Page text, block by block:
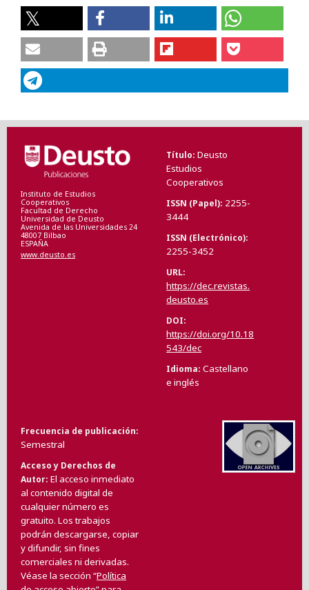
Instituto de Estudios
Cooperativos
Facultad de Derecho
Universidad de Deusto
Avenida de las Universidades 24
48007 Bilbao
ESPAÑA
www.deusto.es
Título Deusto
Estudios
Cooperativos
ISSN (Papel) 2255-
3444
ISSN (Electrónico)
2255-3452
URL
https://dec.revistas.
deusto.es
DOI
https://doi.org/10.18
543/dec
Idioma Castellano
e inglés
Frecuencia de publicación
Semestral
Acceso y Derechos de
Autor El acceso inmediato
al contenido digital de
cualquier número es
gratuito. Los trabajos
podrán descargarse, copiar
y difundir, sin fines
comerciales ni derivadas.
Véase la sección “Política